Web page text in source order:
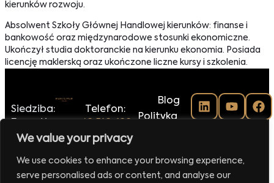
We value your privacy
We use cookies to enhance your browsing experience,
serve personalised ads or content, and analyse our
kierunków rozwoju.
Absolwent Szkoły Głównej Handlowej kierunków: finanse i
bankowość oraz międzynarodowe stosunki ekonomiczne.
Ukończył studia doktoranckie na kierunku ekonomia. Posiada
licencję maklerską oraz ukończone liczne kursy i szkolenia.
Siedziba:
Club Sp.
ul.
Krucza
Telefon:
118
E-mail:
biuro@executiveclub.pl
Blog
Polityka
klubu
Executive